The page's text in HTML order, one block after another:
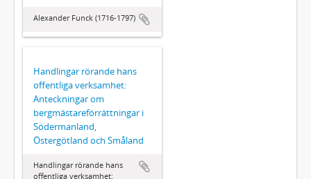
Alexander Funck (1716-1797)
Handlingar rörande hans
offentliga verksamhet:
Anteckningar om
bergmästareförrättningar i
Södermanland,
Östergötland och Småland
Handlingar rörande hans
offentliga verksamhet: